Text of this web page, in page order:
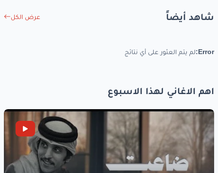
شاهد أيضاً عرض الكل
Error: لم يتم العثور على أي نتائج
اهم الاغاني لهذا الاسبوع